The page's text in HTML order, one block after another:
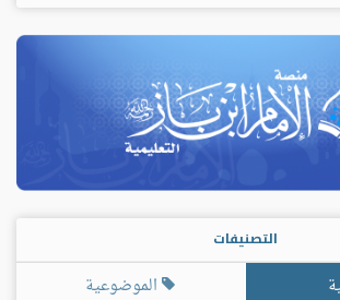
التصنيفات
الموضوعية